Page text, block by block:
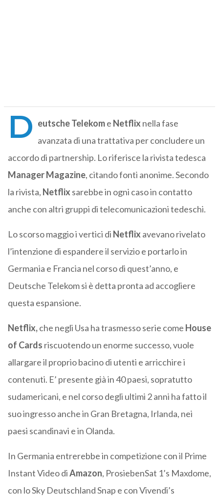
D eutsche Telekome Netflixnella fase
avanzata di una trattativa per concludere un
accordo di partnership. Lo riferisce la rivista tedesca
Manager Magazine, citando fonti anonime. Secondo
la rivista, Netflixsarebbe in ogni caso in contatto
anche con altri gruppi di telecomunicazioni tedeschi.
Lo scorso maggio i vertici di Netflixavevano rivelato
l’intenzione di espandere il servizio e portarlo in
Germania e Francia nel corso di quest’anno, e
Deutsche Telekom si è detta pronta ad accogliere
questa espansione.
Netflix,che negli Usa ha trasmesso serie come House
of Cards riscuotendo un enorme successo, vuole
allargare il proprio bacino di utenti e arricchire i
contenuti. E’ presente già in 40 paesi, sopratutto
sudamericani, e nel corso degli ultimi 2 anni ha fatto il
suo ingresso anche in Gran Bretagna, Irlanda, nei
paesi scandinavi e in Olanda.
In Germania entrerebbe in competizione con il Prime
Instant Video diAmazon, ProsiebenSat 1’s Maxdome,
con lo Sky Deutschland Snap e con Vivendi’s